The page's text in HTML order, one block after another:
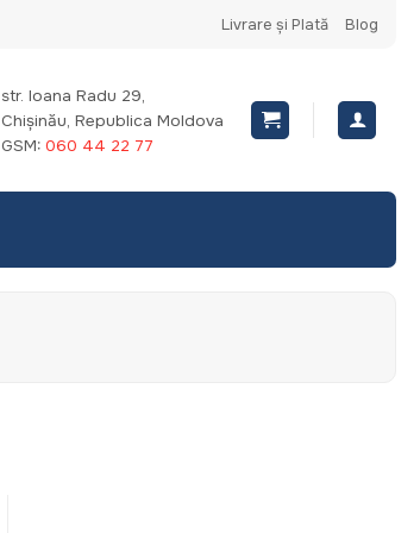
Livrare și Plată Blog
str. Ioana Radu 29,
Chișinău, Republica Moldova
GSM: 060 44 22 77